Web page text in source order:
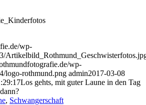
wp-
wp-
logo-rothmund.png admin2017-03-08
Los gehts, mit guter Laune in den Tag
, Schwangerschaft